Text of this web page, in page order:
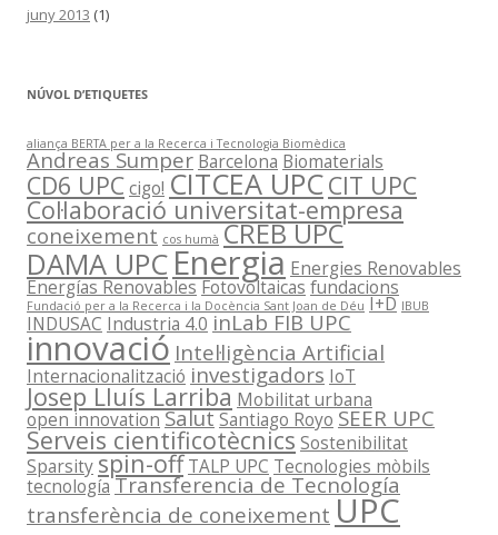
juny 2013 (1)
NÚVOL D’ETIQUETES
aliança BERTA per a la Recerca i Tecnologia Biomèdica
Andreas Sumper Barcelona Biomaterials
CD6 UPCcigo! CITCEA UPCCIT UPC
Col·laboració universitat-empresa
coneixement cos humà CREB UPC
DAMA UPC Energia Energies Renovables
Energías RenovablesFotovoltaicas fundacions
Fundació per a la Recerca i la Docència Sant Joan de Déu I+D IBUB
INDUSAC Industria 4.0 inLab FIB UPC
innovació Intel·ligència Artificial
Internacionalització investigadors IoT
Josep Lluís Larriba Mobilitat urbana
open innovation SalutSantiago Royo SEER UPC
Serveis cientificotècnics Sostenibilitat
Sparsityspin-off TALP UPC Tecnologies mòbils
tecnología Transferencia de Tecnología
transferència de coneixement UPC